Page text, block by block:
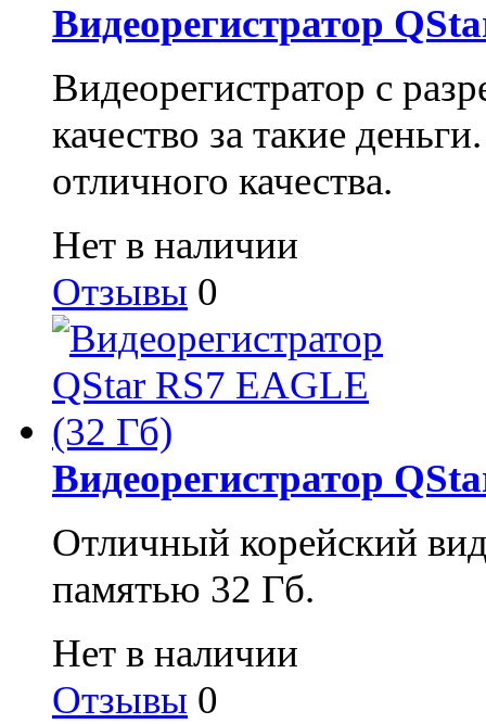
Видеорегистратор
Видеорегистратор с
качество за такие
отличного качества.
Нет в наличии
Отзывы 0
Видеорегистратор
Отличный корейский
памятью 32 Гб.
Нет в наличии
Отзывы 0